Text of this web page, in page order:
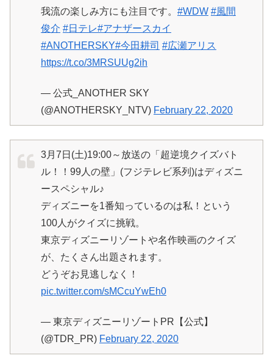
我流の楽しみ方にも注目です。 #WDW #風間
俊介 #日テレ#アナザースカイ
#ANOTHERSKY#今田耕司 #広瀬アリス
https://t.co/3MRSUUg2ih
— 公式_ANOTHER SKY
(@ANOTHERSKY_NTV) February 22, 2020
3月7日(土)19:00～放送の「超逆境クイズバト
ル！！99人の壁」(フジテレビ系列)はディズニ
ースペシャル♪
ディズニーを1番知っているのは私！という
100人がクイズに挑戦。
東京ディズニーリゾートや名作映画のクイズ
が、たくさん出題されます。
どうぞお見逃しなく！
pic.twitter.com/sMCcuYwEh0
— 東京ディズニーリゾートPR【公式】
(@TDR_PR) February 22, 2020